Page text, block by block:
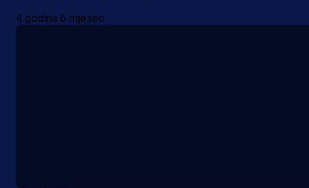
4 godina 6 mjesec